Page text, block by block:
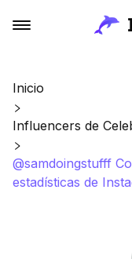
Inicio
Influencers de
@samdoingstufff
estadísticas de